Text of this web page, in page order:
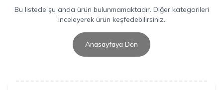
Bu listede şu anda ürün bulunmamaktadır. Diğer kategorileri
inceleyerek ürün keşfedebilirsiniz.
Anasayfaya Dön